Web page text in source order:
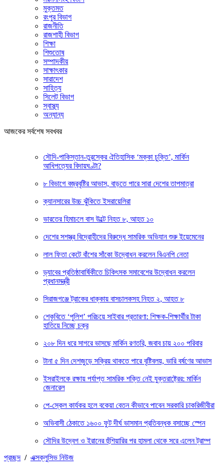
মুক্তমত
রংপুর বিভাগ
রাজনীতি
রাজশাহী বিভাগ
শিক্ষা
শিশুতোষ
সম্পাদকীয়
সাক্ষাৎকার
সারাদেশ
সাহিত্য
সিলেট বিভাগ
স্বাস্থ্য
অন্যান্য
আজকের সর্বশেষ সবখবর
সৌদি-পাকিস্তান-তুরস্কের ঐতিহাসিক ‘মক্কা চুক্তি’, মার্কিন
আধিপত্যের বিদায়ঘণ্টা?
৮ বিভাগে বজ্রবৃষ্টির আভাস, বাড়তে পারে সারা দেশের তাপমাত্রা
ক্যানসারের উচ্চ ঝুঁকিতে ইসরায়েলিরা
ভারতের হিমাচলে বাস উল্টে নিহত ৮, আহত ১০
দেশের সশস্ত্র বিদ্রোহীদের বিরুদ্ধে সামরিক অভিযান শুরু ইয়েমেনের
লাল ফিতা কেটে বাঁশের সাঁকো উদ্বোধন করলেন বিএনপি নেতা
ড্যাবের প্রতিষ্ঠাবার্ষিকীতে চিকিৎসক সমাবেশের উদ্বোধন করলেন
প্রধানমন্ত্রী
সিরাজগঞ্জে ট্রাকের ধাক্কায় বাসচালকসহ নিহত ২, আহত ৮
শেকৃবিতে ‘পুলিশ’ পরিচয়ে সাইবার প্রতারণা: শিক্ষক-শিক্ষার্থীর টাকা
হাতিয়ে নিচ্ছে চক্র
২০৮ দিন ধরে সাগরে ভাসছে মার্কিন রণতরি, জবাব চায় ২০০ পরিবার
টানা ৫ দিন দেশজুড়ে সক্রিয় থাকতে পারে বৃষ্টিবলয়, ভারি বর্ষণের আভাস
ইসরাইলকে রক্ষায় পর্যাপ্ত সামরিক শক্তি নেই যুক্তরাষ্ট্রের: মার্কিন
জেনারেল
পে-স্কেল কার্যকর হলে বকেয়া বেতন কীভাবে পাবেন সরকারি চাকরিজীবীরা
অভিবাসী ঠেকাতে ১৬০০ ফুট দীর্ঘ ভাসমান প্রতিবন্ধক বসাচ্ছে স্পেন
সৌদির উদ্বেগ ও ইরানের হুঁশিয়ারির পর হামলা থেকে সরে এলেন ট্রাম্প
প্রচ্ছদ / এক্সক্লুসিভ নিউজ